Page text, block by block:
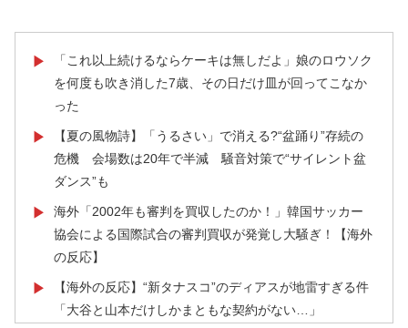
▶
「これ以上続けるならケーキは無しだよ」娘のロウソク
を何度も吹き消した7歳、その日だけ皿が回ってこなか
った
▶
【夏の風物詩】「うるさい」で消える?“盆踊り”存続の
危機 会場数は20年で半減 騒音対策で“サイレント盆
ダンス”も
▶
海外「2002年も審判を買収したのか！」韓国サッカー
協会による国際試合の審判買収が発覚し大騒ぎ！【海外
の反応】
▶
【海外の反応】“新タナスコ”のディアスが地雷すぎる件
「大谷と山本だけしかまともな契約がない…」